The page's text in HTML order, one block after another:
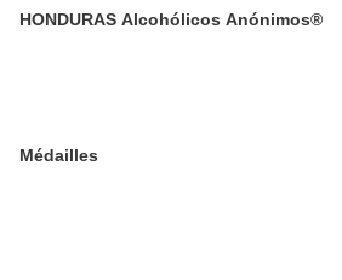
HONDURAS Alcohólicos Anónimos®
Médailles